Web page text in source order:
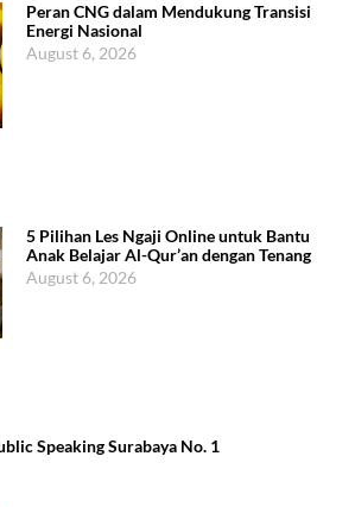
Peran CNG dalam Mendukung Transisi
Energi Nasional
August 6, 2026
5 Pilihan Les Ngaji Online untuk Bantu
Anak Belajar Al-Qur’an dengan Tenang
August 6, 2026
Speaking Surabaya No. 1